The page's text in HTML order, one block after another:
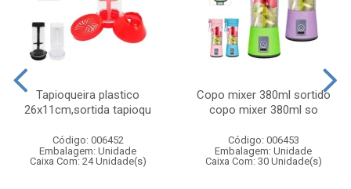
Tapioqueira plastico
26x11cm,sortida tapioqu
Código: 006452
Embalagem: Unidade
Caixa Com: 24 Unidade(s)
Copo mixer 380ml sortido
copo mixer 380ml so
Código: 006453
Embalagem: Unidade
Caixa Com: 30 Unidade(s)